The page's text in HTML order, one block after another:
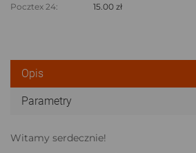
Pocztex 24:
15.00 zł
Opis
Parametry
Witamy serdecznie!